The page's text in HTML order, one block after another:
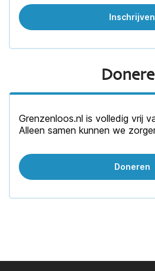
Grenzenloos.nl is volledig vrij
Alleen samen kunnen we
Doneren